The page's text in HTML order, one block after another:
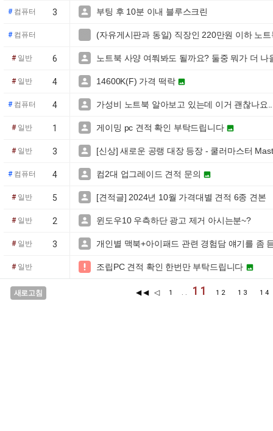
#컴퓨터 3  부팅 후 10분 이내 블루스크린
#컴퓨터 (자유게시판과 동일) 직장인 220만원 이하 노
#일반 6  노트북 사양 여쭤봐도 될까요? 둘중 뭐가 더 나
#일반 4  14600K(F) 가격 떡락 
#컴퓨터 4  가성비 노트북 알아보고 있는데 이거 괜찮나요
#일반 1  게이밍 pc 견적 확인 부탁드립니다 
#일반 3  [신상] 새로운 공랭 대장 등장 - 쿨러마스터
#컴퓨터 4  컴2대 업그레이드 견적 문의 
#일반 5  [견적글] 2024년 10월 가격대별 견적 6종 견본
#일반 2  윈도우10 우측하단 광고 제거 아시는분~?
#일반 3  개인별 맥북+아이패드 관련 경험담 얘기를 좀
#일반  조립PC 견적 확인 한번만 부탁드립니다 
새로고침 ◀◀ ◁ 1 .. 11 12 13